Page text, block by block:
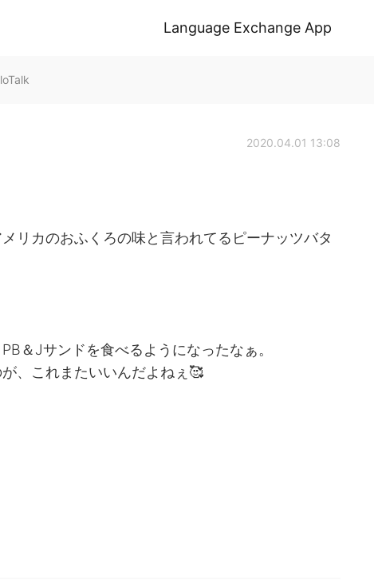
Language Exchange App
2020.04.01 13:08
リカのおふくろの味と言われてるピーナッツバタ
＆Jサンドを食べるようになったなぁ。
、これまたいいんだよねぇ🥰